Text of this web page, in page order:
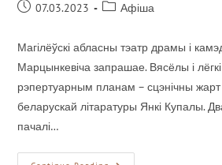
07.03.2023 Афіша
Магілёўскі абласны тэатр драмы і
Марцынкевіча запрашае. Вясёлы і
рэпертуарным планам – сцэнічны жарт
беларускай літаратуры Янкі Купалы.
пачалі…